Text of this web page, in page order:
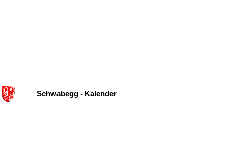
Schwabegg - Kalender